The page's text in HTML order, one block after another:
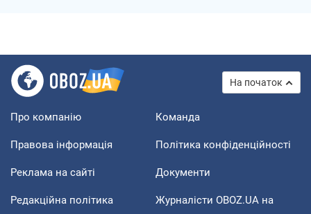
На початок
Про компанію Команда
Правова інформація Політика конфіденційності
Реклама на сайті Документи
Редакційна політика
Журналісти OBOZ.UA на